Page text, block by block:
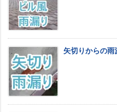
矢切りからの雨